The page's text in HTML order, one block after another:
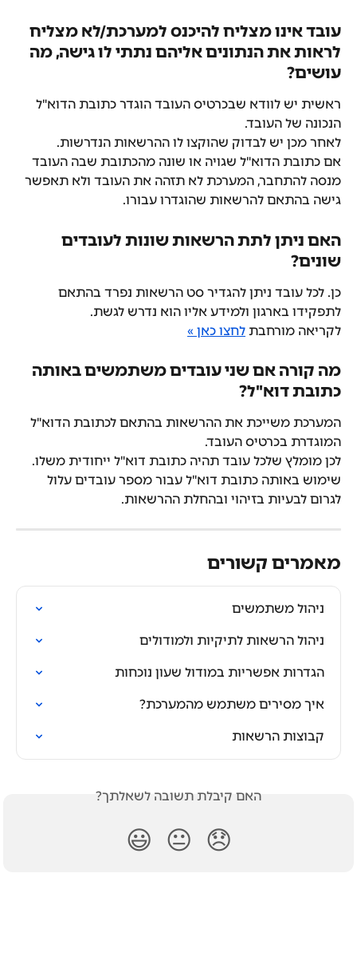
עובד אינו מצליח להיכנס למערכת/לא מצליח
לראות את הנתונים אליהם נתתי לו גישה, מה
עושים?
ראשית יש לוודא שבכרטיס העובד הוגדר כתובת הדוא"ל
הנכונה של העובד.
לאחר מכן יש לבדוק שהוקצו לו ההרשאות הנדרשות.
אם כתובת הדוא"ל שגויה או שונה מהכתובת שבה העובד
מנסה להתחבר, המערכת לא תזהה את העובד ולא תאפשר
גישה בהתאם להרשאות שהוגדרו עבורו.
האם ניתן לתת הרשאות שונות לעובדים
שונים?
כן. לכל עובד ניתן להגדיר סט הרשאות נפרד בהתאם
לתפקידו בארגון ולמידע אליו הוא נדרש לגשת.
לקריאה מורחבת לחצו כאן »
מה קורה אם שני עובדים משתמשים באותה
כתובת דוא"ל?
המערכת משייכת את ההרשאות בהתאם לכתובת הדוא"ל
המוגדרת בכרטיס העובד.
לכן מומלץ שלכל עובד תהיה כתובת דוא"ל ייחודית משלו.
שימוש באותה כתובת דוא"ל עבור מספר עובדים עלול
לגרום לבעיות בזיהוי ובהחלת ההרשאות.
מאמרים קשורים
ניהול משתמשים
ניהול הרשאות לתיקיות ולמודולים
הגדרות אפשריות במודול שעון נוכחות
איך מסירים משתמש מהמערכת?
קבוצות הרשאות
האם קיבלת תשובה לשאלתך?
😞
😐
😃